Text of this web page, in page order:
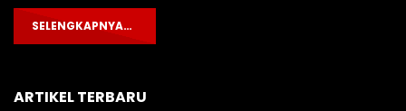
SELENGKAPNYA…
ARTIKEL TERBARU